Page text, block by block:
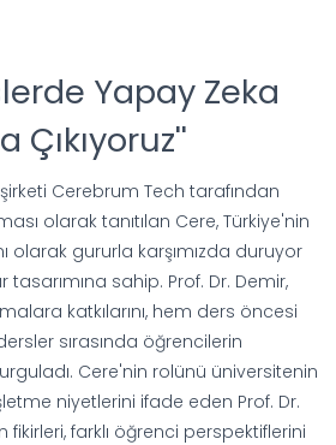
Yapay Zeka
Cerebrum Tech tarafından
olarak tanıtılan Cere, Türkiye'nin
olarak gururla karşımızda duruyor
sahip. Prof. Dr. Demir,
katkılarını, hem ders öncesi
sırasında öğrencilerin
Cere'nin rolünü üniversitenin
niyetlerini ifade eden Prof. Dr.
fikirleri, farklı öğrenci perspektiflerini